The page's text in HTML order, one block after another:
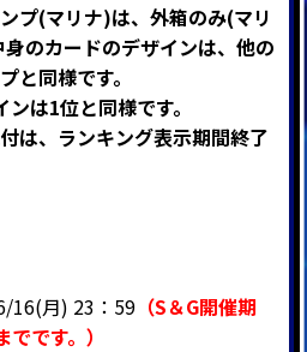
プ(マリナ)は、 外箱のみ(マリ
のカードのデザインは、他の
と同様です。
は1位と同様です。
は、ランキング表示期間終了
/16(月) 23：59（S＆G開催期
でです。）